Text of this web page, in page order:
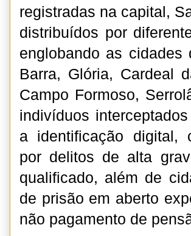
registradas na capital,
distribuídos por
englobando as cidades
Barra, Glória, Cardeal
Campo Formoso,
indivíduos
a identificação digital,
por delitos de alta
qualificado, além de
de prisão em aberto
não pagamento de